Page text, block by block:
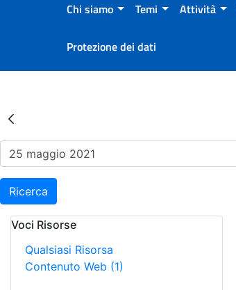
Chi siamo Temi Attività
Protezione dei dati
Risultati della
Ricerca
Voci Risorse
Qualsiasi Risorsa
Contenuto Web (1)